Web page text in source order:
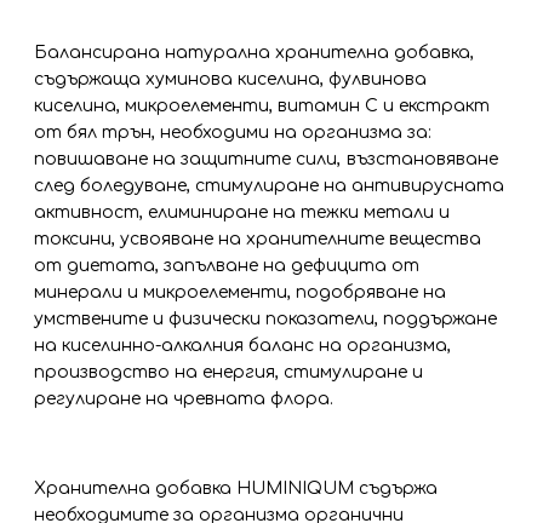
Балансирана натурална хранителна добавка,
съдържаща хуминова киселина, фулвинова
киселина, микроелементи, витамин С и екстракт
от бял трън, необходими на организма за:
повишаване на защитните сили, възстановяване
след боледуване, стимулиране на антивирусната
активност, елиминиране на тежки метали и
токсини, усвояване на хранителните вещества
от диетата, запълване на дефицита от
минерали и микроелементи, подобряване на
умствените и физически показатели, поддържане
на киселинно-алкалния баланс на организма,
производство на енергия, стимулиране и
регулиране на чревната флора.
Хранителна добавка HUMINIQUM съдържа
необходимите за организма органични